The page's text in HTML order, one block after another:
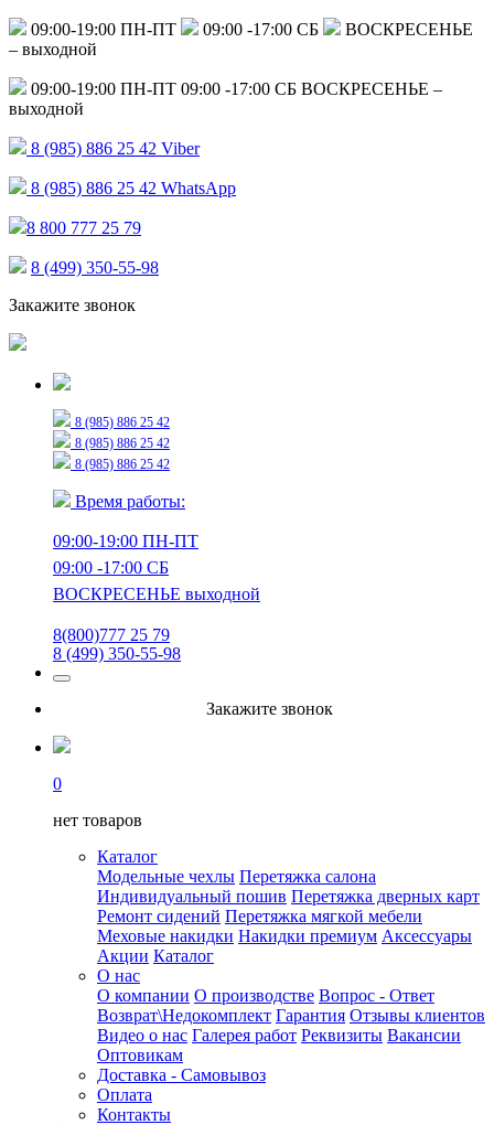
09:00-19:00 ПН-ПТ 09:00 -17:00 СБ
ВОСКРЕСЕНЬЕ
– выходной
09:00-19:00 ПН-ПТ 09:00 -17:00 СБ ВОСКРЕСЕНЬЕ –
выходной
8 (985) 886 25 42 Viber
8 (985) 886 25 42 WhatsApp
8 800 777 25 79
8 (499) 350-55-98
Закажите звонок
8 (985) 886 25 42
8 (985) 886 25 42
8 (985) 886 25 42
Время работы:
09:00-19:00 ПН-ПТ
09:00 -17:00 СБ
ВОСКРЕСЕНЬЕ выходной
8(800)777 25 79
8 (499) 350-55-98
Закажите звонок
0
нет товаров
Каталог
Модельные чехлы Перетяжка салона
Индивидуальный пошив Перетяжка дверных карт
Ремонт сидений Перетяжка мягкой мебели
Меховые накидки Накидки премиум Аксессуары
Акции Каталог
О нас
О компании О производстве Вопрос - Ответ
Возврат\Недокомплект Гарантия Отзывы клиентов
Видео о нас Галерея работ Реквизиты Вакансии
Оптовикам
Доставка - Самовывоз
Оплата
Контакты